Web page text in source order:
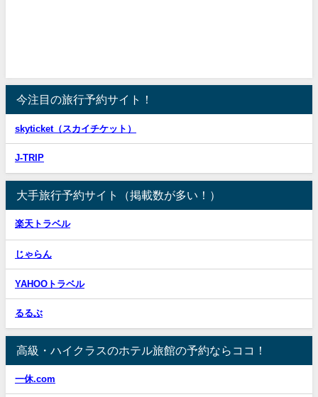
今注目の旅行予約サイト！
skyticket（スカイチケット）
J-TRIP
大手旅行予約サイト（掲載数が多い！）
楽天トラベル
じゃらん
YAHOOトラベル
るるぶ
高級・ハイクラスのホテル旅館の予約ならココ！
一休.com